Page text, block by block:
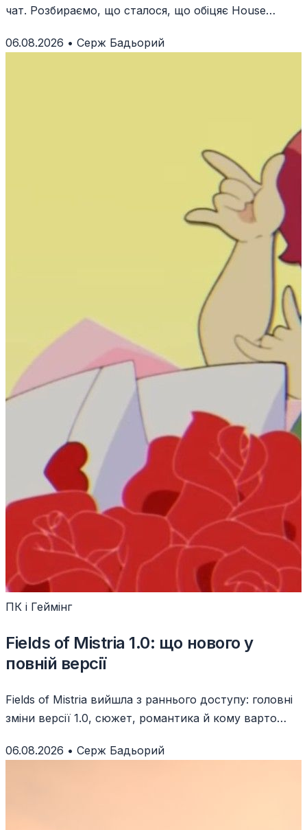
чат. Розбираємо, що сталося, що обіцяє House
06.08.2026 • Серж Бадьорий
ПК і Геймінг
Fields of Mistria 1.0: що нового у
повній версії
Fields of Mistria вийшла з раннього доступу: головні
зміни версії 1.0, сюжет, романтика й кому варто
06.08.2026 • Серж Бадьорий